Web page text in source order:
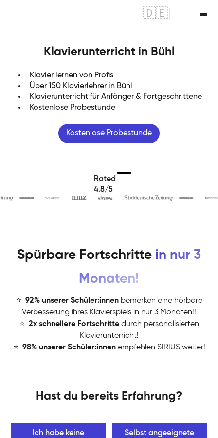
🇩🇪
Klavierunterricht in Bühl
Klavier lernen von Profis
Über 150 Klavierlehrer in Bühl
Klavierunterricht für Anfänger & Fortgeschrittene
Kostenlose Probestunde
Kostenlose Probestunde
Rated
4.8/5
Spürbare Fortschritte in nur 3
Monaten!
⭐ 92% unserer Schüler:innen bemerken eine hörbare
Verbesserung ihres Klavierspiels in nur 3 Monaten!!
⭐ 2x schnellere Fortschritte durch personalisierten
Klavierunterricht!
⭐ 98% unserer Schüler:innen empfehlen SIRIUS weiter!
Hast du bereits Erfahrung?
Ich habe keine
Selbst angeeignete